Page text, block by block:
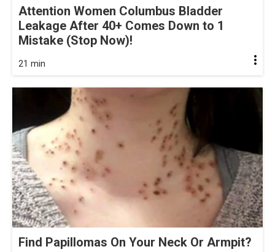
Attention Women Columbus Bladder
Leakage After 40+ Comes Down to 1
Mistake (Stop Now)!
21 min
Find Papillomas On Your Neck Or Armpit?